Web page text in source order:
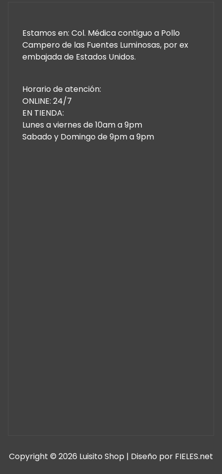
Estamos en: Col. Médica contiguo a Pollo
Campero de las Fuentes Luminosas, por ex
embajada de Estados Unidos.
Horario de atención:
ONLINE: 24/7
EN TIENDA:
Lunes a viernes de 10am a 9pm
Sabado y Domingo de 9pm a 9pm
Copyright © 2026 Luisito Shop | Diseño por FIELES.net